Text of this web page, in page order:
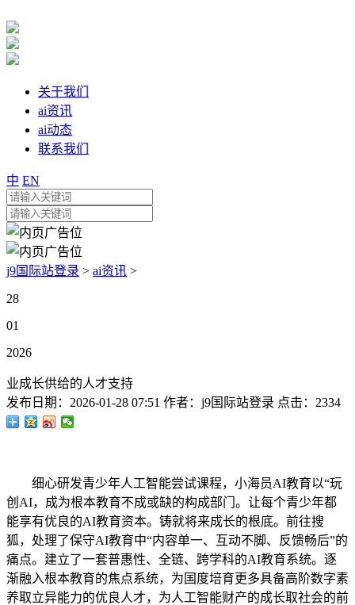
关于我们
ai资讯
ai动态
联系我们
中 EN
j9国际站登录 > ai资讯 >
28
01
2026
业成长供给的人才支持
发布日期： 2026-01-28 07:51 作者： j9国际站登录 点击： 2334
细心研发青少年人工智能尝试课程，小海员AI教育以“玩
创AI，成为根本教育不成或缺的构成部门。让每个青少年都
能享有优良的AI教育资本。铸就将来成长的根底。前往搜
狐，处理了保守AI教育中“内容单一、互动不脚、反馈畅后”的
痛点。建立了一套普惠性、全链、跨学科的AI教育系统。逐
渐融入根本教育的焦点系统，为国度培育更多具备高阶数字素
养取立异能力的优良人才，为人工智能财产的成长取社会的前